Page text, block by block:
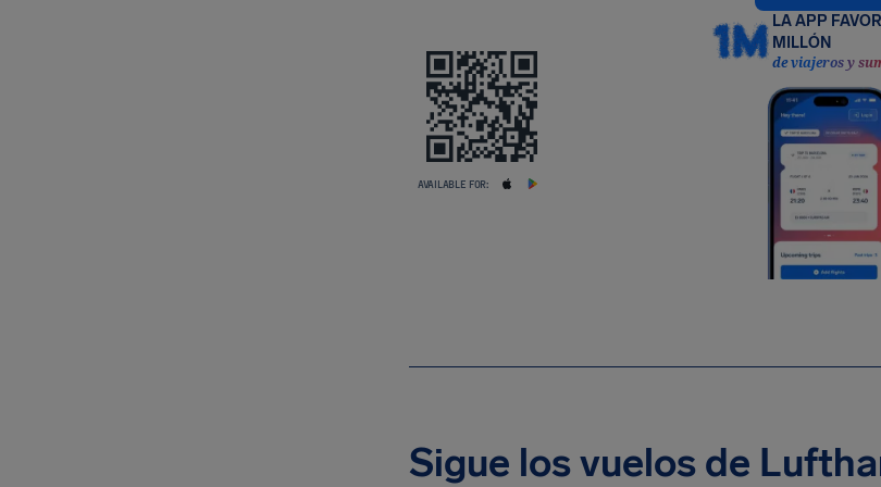
LA APP
MILLÓN
de viajeros y
AVAILABLE FOR:
Sigue los vuelos de